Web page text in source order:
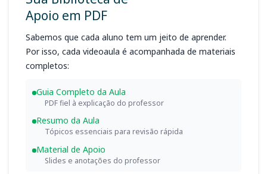
Apoio em PDF
Sabemos que cada aluno tem um jeito de aprender.
Por isso, cada videoaula é acompanhada de materiais
completos:
Guia Completo da Aula
PDF fiel à explicação do professor
Resumo da Aula
Tópicos essenciais para revisão rápida
Material de Apoio
Slides e anotações do professor